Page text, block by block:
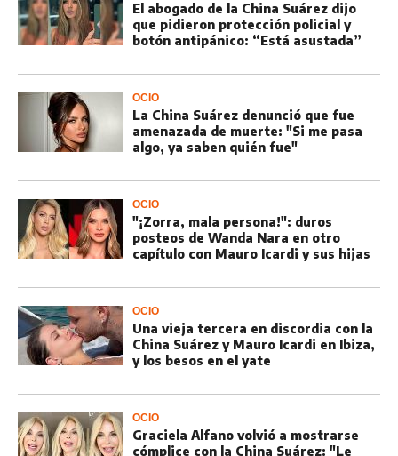
El abogado de la China Suárez dijo
que pidieron protección policial y
botón antipánico: “Está asustada”
OCIO
La China Suárez denunció que fue
amenazada de muerte: "Si me pasa
algo, ya saben quién fue"
OCIO
"¡Zorra, mala persona!": duros
posteos de Wanda Nara en otro
capítulo con Mauro Icardi y sus hijas
OCIO
Una vieja tercera en discordia con la
China Suárez y Mauro Icardi en Ibiza,
y los besos en el yate
OCIO
Graciela Alfano volvió a mostrarse
cómplice con la China Suárez: "Le